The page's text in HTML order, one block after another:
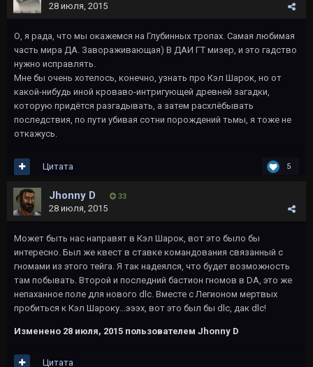
28 июля, 2015
О, я рада, что мы окажемся на Глубинных тропах. Самая любимая
часть мира ДА. Завораживающая) В ДАИ ГТ мизер, и это гадство
нужно исправлять.
Мне бы очень хотелось, конечно, узнать про Кэл Шарок, но от
какой-нибудь иной кроваво-интригующей древней загадки,
которую придётся разгадывать, а затем расхлёбывать
последствия, по пути убивая сотни порождений тьмы, я тоже не
откажусь.
5
Цитата
Jhonny D 33
28 июля, 2015
Может быть нас направят в Кэл Шарок, вот это было бы
интересно. Был же квест в ставке командования связанный с
гномами из этого тейга. Я так надеялся, что будет возможность
там побывать. Второй и последний бастион гномов в DA, это же
непаханное поле для нового dlc. Вместе с Легионом мертвых
пробиться к Кэл Шароку...эээх, вот это был бы dlc, дак dlc!
Изменено 28 июля, 2015 пользователем Jhonny D
Цитата